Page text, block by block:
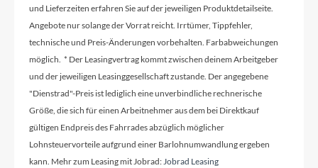
Kurbelgarnitur
E13 E-spec+ alloy 160mm (S/M) / 165mm (L/XL) +
E13 steel ring 34T
Kassette
SHIMANO Deore CS-M5100 11-51T 11s
und Lieferzeiten erfahren Sie auf der jeweiligen Produktdetailseite.
Angebote nur solange der Vorrat reicht. Irrtümer, Tippfehler,
technische und Preis-Änderungen vorbehalten. Farbabweichungen
möglich. * Der Leasingvertrag kommt zwischen deinem Arbeitgeber
und der jeweiligen Leasinggesellschaft zustande. Der angegebene
"Dienstrad"-Preis ist lediglich eine unverbindliche rechnerische
Größe, die sich für einen Arbeitnehmer aus dem bei Direktkauf
gültigen Endpreis des Fahrrades abzüglich möglicher
Lohnsteuervorteile aufgrund einer Barlohnumwandlung ergeben
kann. Mehr zum Leasing mit Jobrad:Jobrad Leasing